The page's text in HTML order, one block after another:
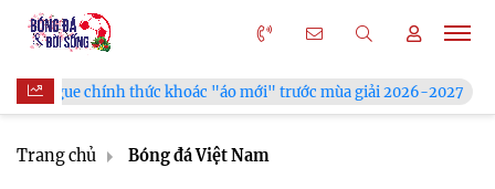
"áo mới" trước mùa giải 2026-2027 Xã Hùng Châu
Trang chủ Bóng đá Việt Nam